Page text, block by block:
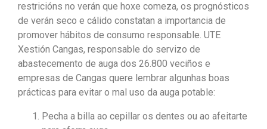
restricións no verán que hoxe comeza, os prognósticos
de verán seco e cálido constatan a importancia de
promover hábitos de consumo responsable. UTE
Xestión Cangas, responsable do servizo de
abastecemento de auga dos 26.800 veciños e
empresas de Cangas quere lembrar algunhas boas
prácticas para evitar o mal uso da auga potable:
Pecha a billa ao cepillar os dentes ou ao afeitarte